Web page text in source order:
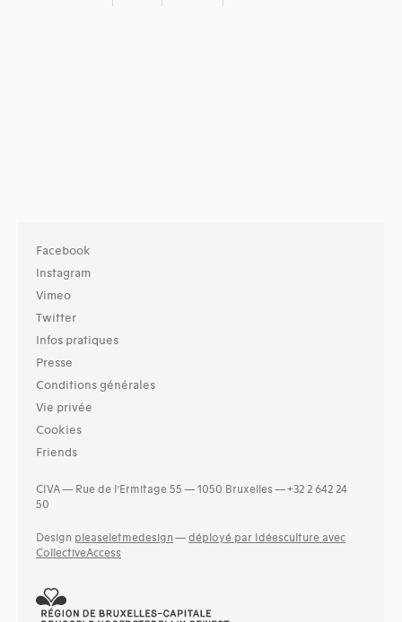
Facebook
Instagram
Vimeo
Twitter
Infos pratiques
Presse
Conditions générales
Vie privée
Cookies
Friends
CIVA — Rue de l’Ermitage 55 — 1050 Bruxelles — +32 2 642 24
50
Design pleaseletmedesign — déployé par Idéesculture avec
CollectiveAccess